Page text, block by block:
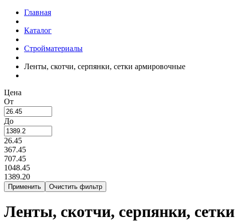
Главная
Каталог
Стройматериалы
Ленты, скотчи, серпянки, сетки армировочные
Цена
От
До
26.45
367.45
707.45
1048.45
1389.20
Ленты, скотчи, серпянки,